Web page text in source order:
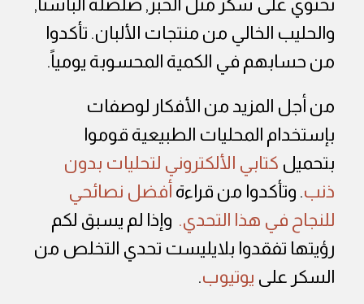
تحتوي على سكر مثل الخبز, صلصلة الباستا,
والحليب الخالي من منتجات الألبان. تأكدوا
من حسابهم في الكمية المحسوبة يومياً.
من أجل المزيد من الأفكار لوصفات
بإستخدام المحليات الطبيعية قوموا
بتحميل كتابي الألكتروني لتحليات بدون
ذنب. وتأكدوا من قراءة أفضل نصائحي
للنجاح في هذا التحدي. وإذا لم يسبق لكم
رؤيتها تفقدوا بلايليست تحدي التخلص من
السكر على يوتيوب.